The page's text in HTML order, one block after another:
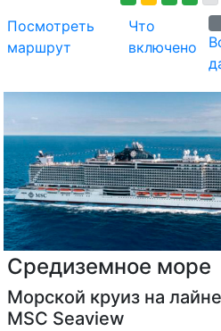
Посмотреть
маршрут
Что
включено
Средиземное море
Морской круиз на
MSC Seaview